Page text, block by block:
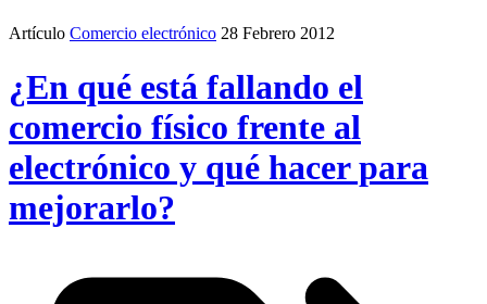
Artículo Comercio electrónico 28 Febrero 2012
¿En qué está fallando el
comercio físico frente al
electrónico y qué hacer para
mejorarlo?